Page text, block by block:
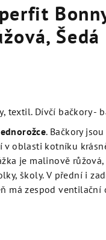
Šedá
textil. Dívčí bačkory -
. Bačkory
v oblasti kotníku
je malinově
školy. V přední i
má zespod ventilační